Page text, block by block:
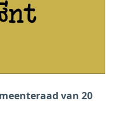
van 20